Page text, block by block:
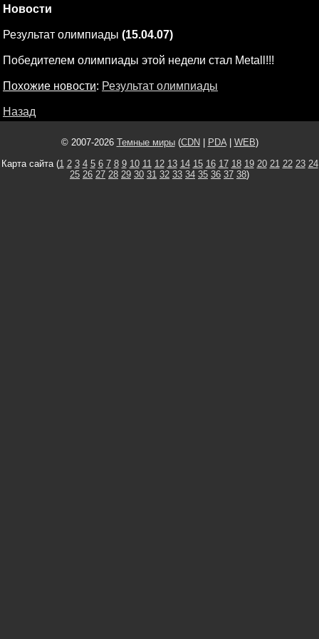
Новости
Результат олимпиады (15.04.07)
Победителем олимпиады этой недели стал Metall!!!
Похожие новости: Результат олимпиады
Назад
© 2007-2026 Темные миры(CDN PDA| WEB)
Карта сайта (1 2 3 4 5 6 7 8 9 10 11 12 13 14 15 16 17 18 19 20 21 22 23 24
25 26 27 28 29 30 31 32 33 34 35 36 37 38)